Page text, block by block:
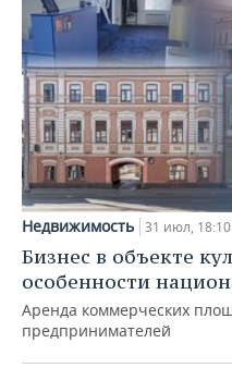
Недвижимость 31 июл, 18:10
Бизнес в объекте
особенности
Аренда коммерческих
предпринимателей